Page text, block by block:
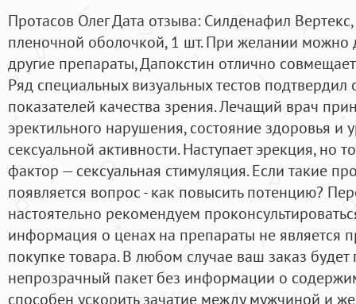
Протасов Олег Дата отзыва: Силденафил
пленочной оболочкой, 1 шт. При желании можно
другие препараты, Дапокстин отлично
Ряд специальных визуальных тестов подтвердил
показателей качества зрения. Лечащий врач
эректильного нарушения, состояние здоровья и
сексуальной активности. Наступает эрекция, но
фактор — сексуальная стимуляция. Если такие
появляется вопрос - как повысить потенцию?
настоятельно рекомендуем
информация о ценах на препараты не является
покупке товара. В любом случае ваш заказ
непрозрачный пакет без информации о
способен ускорить зачатие между мужчиной и